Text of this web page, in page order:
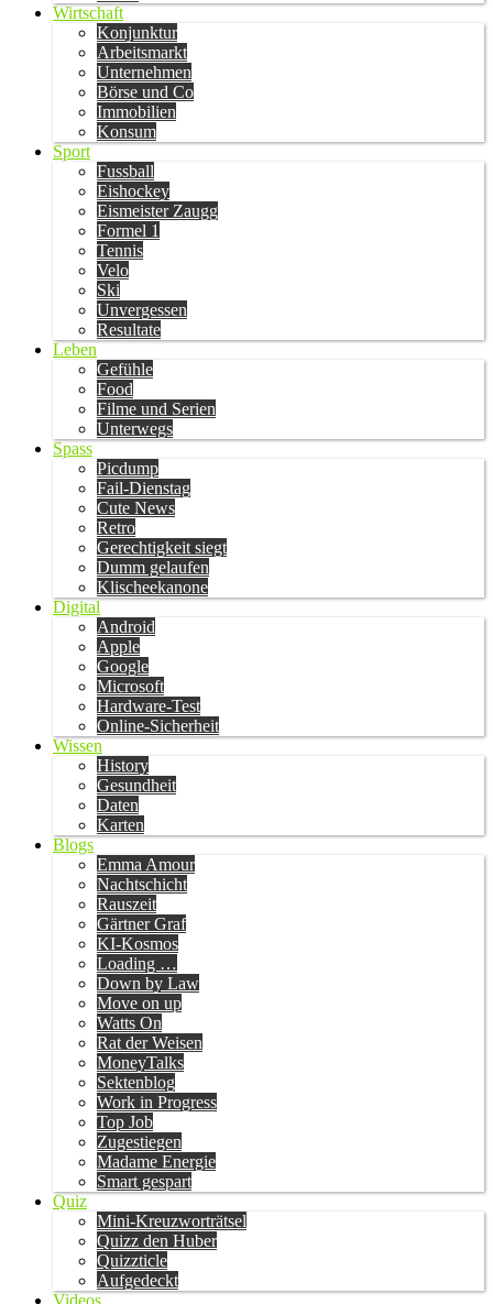
Wirtschaft
Konjunktur
Arbeitsmarkt
Unternehmen
Börse und Co
Immobilien
Konsum
Sport
Fussball
Eishockey
Eismeister Zaugg
Formel 1
Tennis
Velo
Ski
Unvergessen
Resultate
Leben
Gefühle
Food
Filme und Serien
Unterwegs
Spass
Picdump
Fail-Dienstag
Cute News
Retro
Gerechtigkeit siegt
Dumm gelaufen
Klischeekanone
Digital
Android
Apple
Google
Microsoft
Hardware-Test
Online-Sicherheit
Wissen
History
Gesundheit
Daten
Karten
Blogs
Emma Amour
Nachtschicht
Rauszeit
Gärtner Graf
KI-Kosmos
Loading …
Down by Law
Move on up
Watts On
Rat der Weisen
MoneyTalks
Sektenblog
Work in Progress
Top Job
Zugestiegen
Madame Energie
Smart gespart
Quiz
Mini-Kreuzworträtsel
Quizz den Huber
Quizzticle
Aufgedeckt
Videos